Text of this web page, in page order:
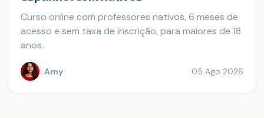
Curso online com professores nativos, 6 meses de
acesso e sem taxa de inscrição, para maiores de 18
anos.
Amy 05 Ago 2026